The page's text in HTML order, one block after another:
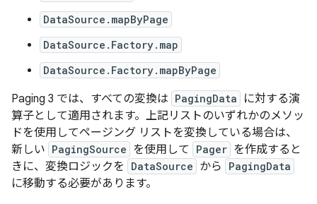
DataSource.mapByPage
DataSource.Factory.map
DataSource.Factory.mapByPage
Paging 3 では、すべての変換は PagingData
に対する演
算子として適用されます。上記リストのいずれかのメソッ
ドを使用してページング リストを変換している場合は、
新しい PagingSource を使用して Pager を作成すると
きに、変換ロジックを
DataSource から PagingData
に移動する必要があります。